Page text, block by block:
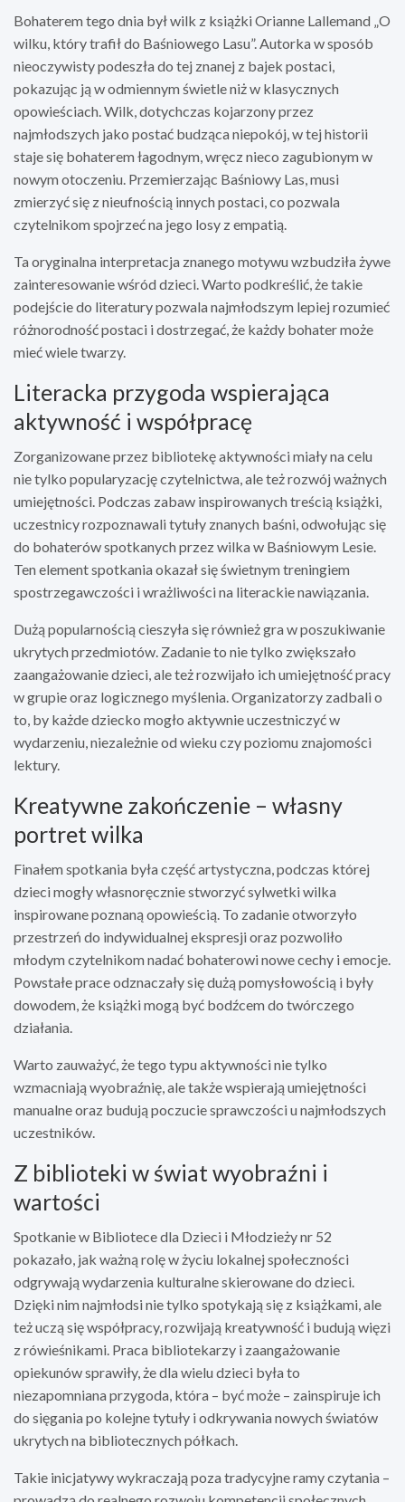
Bohaterem tego dnia był wilk z książki Orianne Lallemand „O
wilku, który trafił do Baśniowego Lasu”. Autorka w sposób
nieoczywisty podeszła do tej znanej z bajek postaci,
pokazując ją w odmiennym świetle niż w klasycznych
opowieściach. Wilk, dotychczas kojarzony przez
najmłodszych jako postać budząca niepokój, w tej historii
staje się bohaterem łagodnym, wręcz nieco zagubionym w
nowym otoczeniu. Przemierzając Baśniowy Las, musi
zmierzyć się z nieufnością innych postaci, co pozwala
czytelnikom spojrzeć na jego losy z empatią.
Ta oryginalna interpretacja znanego motywu wzbudziła żywe
zainteresowanie wśród dzieci. Warto podkreślić, że takie
podejście do literatury pozwala najmłodszym lepiej rozumieć
różnorodność postaci i dostrzegać, że każdy bohater może
mieć wiele twarzy.
Literacka przygoda wspierająca
aktywność i współpracę
Zorganizowane przez bibliotekę aktywności miały na celu
nie tylko popularyzację czytelnictwa, ale też rozwój ważnych
umiejętności. Podczas zabaw inspirowanych treścią książki,
uczestnicy rozpoznawali tytuły znanych baśni, odwołując się
do bohaterów spotkanych przez wilka w Baśniowym Lesie.
Ten element spotkania okazał się świetnym treningiem
spostrzegawczości i wrażliwości na literackie nawiązania.
Dużą popularnością cieszyła się również gra w poszukiwanie
ukrytych przedmiotów. Zadanie to nie tylko zwiększało
zaangażowanie dzieci, ale też rozwijało ich umiejętność pracy
w grupie oraz logicznego myślenia. Organizatorzy zadbali o
to, by każde dziecko mogło aktywnie uczestniczyć w
wydarzeniu, niezależnie od wieku czy poziomu znajomości
lektury.
Kreatywne zakończenie – własny
portret wilka
Finałem spotkania była część artystyczna, podczas której
dzieci mogły własnoręcznie stworzyć sylwetki wilka
inspirowane poznaną opowieścią. To zadanie otworzyło
przestrzeń do indywidualnej ekspresji oraz pozwoliło
młodym czytelnikom nadać bohaterowi nowe cechy i emocje.
Powstałe prace odznaczały się dużą pomysłowością i były
dowodem, że książki mogą być bodźcem do twórczego
działania.
Warto zauważyć, że tego typu aktywności nie tylko
wzmacniają wyobraźnię, ale także wspierają umiejętności
manualne oraz budują poczucie sprawczości u najmłodszych
uczestników.
Z biblioteki w świat wyobraźni i
wartości
Spotkanie w Bibliotece dla Dzieci i Młodzieży nr 52
pokazało, jak ważną rolę w życiu lokalnej społeczności
odgrywają wydarzenia kulturalne skierowane do dzieci.
Dzięki nim najmłodsi nie tylko spotykają się z książkami, ale
też uczą się współpracy, rozwijają kreatywność i budują więzi
z rówieśnikami. Praca bibliotekarzy i zaangażowanie
opiekunów sprawiły, że dla wielu dzieci była to
niezapomniana przygoda, która – być może – zainspiruje ich
do sięgania po kolejne tytuły i odkrywania nowych światów
ukrytych na bibliotecznych półkach.
Takie inicjatywy wykraczają poza tradycyjne ramy czytania –